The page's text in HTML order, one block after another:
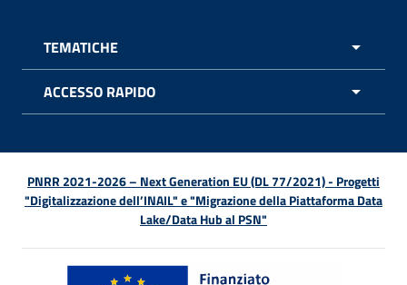
TEMATICHE
ACCESSO RAPIDO
PNRR 2021-2026 – Next Generation EU (DL 77/2021) - Progetti
"Digitalizzazione dell’INAIL" e "Migrazione della Piattaforma Data
Lake/Data Hub al PSN"